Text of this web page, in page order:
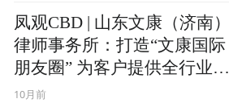
凤观CBD | 山东文康（济南）
律师事务所：打造“文康国际
朋友圈” 为客户提供全行业、
全产业链条对接
10月前